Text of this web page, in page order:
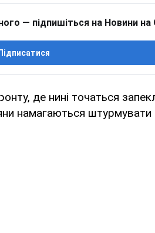
— підпишіться на Новини на
Підписатися
де нині точаться
намагаються